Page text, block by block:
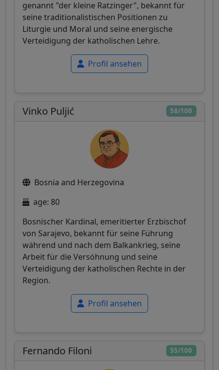
genannt "der kleine Ratzinger", bekannt für
seine traditionalistischen Positionen zu
Liturgie und Moral und seine energische
Verteidigung der katholischen Lehre.
Profil ansehen
58/100
Vinko Puljić
Bosnia and Herzegovina
age: 80
Bosnischer Kardinal, emeritierter Erzbischof
von Sarajevo, bekannt für seine Führung
während und nach dem Balkankrieg, seine
Arbeit für die Versöhnung und seine
Verteidigung der katholischen Rechte in der
Region.
Profil ansehen
55/100
Fernando Filoni